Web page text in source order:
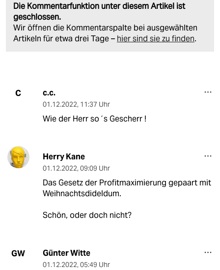
Die Kommentarfunktion unter diesem Artikel ist
geschlossen.
Wir öffnen die Kommentarspalte bei ausgewählten
Artikeln für etwa drei Tage – hier sind sie zu finden.
C c.c.
01.12.2022, 11:37 Uhr
Wie der Herr so´s Gescherr !
Herry Kane
01.12.2022, 09:09 Uhr
Das Gesetz der Profitmaximierung gepaart mit
Weihnachtsdideldum.
Schön, oder doch nicht?
GW Günter Witte
01.12.2022, 05:49 Uhr